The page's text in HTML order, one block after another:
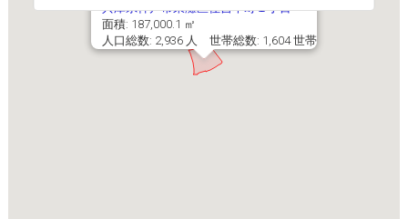
兵庫県神戸市東灘区住吉本町１丁目
面積: 187,000.1 ㎡
人口総数: 2,936 人 世帯総数: 1,604 世帯